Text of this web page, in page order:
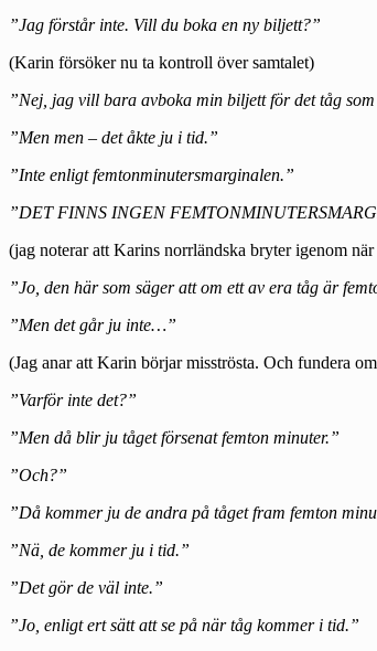
”Jag förstår inte. Vill du boka en ny biljett?”
(Karin försöker nu ta kontroll över samtalet)
”Nej, jag vill bara avboka min biljett för det tåg
”Men men – det åkte ju i tid.”
”Inte enligt femtonminutersmarginalen.”
”DET FINNS INGEN
(jag noterar att Karins norrländska bryter igenom
”Jo, den här som säger att om ett av era tåg är
”Men det går ju inte…”
(Jag anar att Karin börjar misströsta. Och fundera
”Varför inte det?”
”Men då blir ju tåget försenat femton minuter.”
”Och?”
”Då kommer ju de andra på tåget fram femton
”Nä, de kommer ju i tid.”
”Det gör de väl inte.”
”Jo, enligt ert sätt att se på när tåg kommer i tid.”